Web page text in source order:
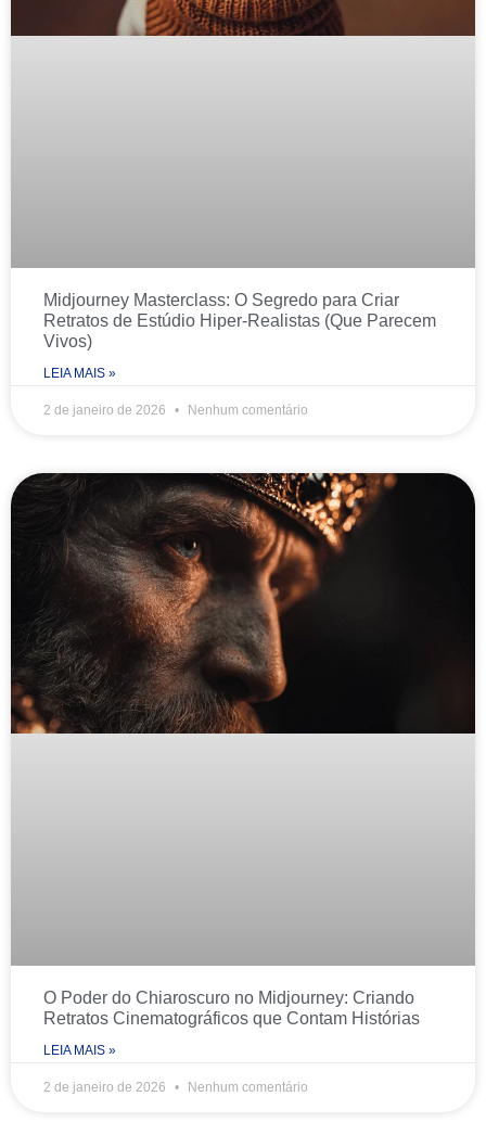
Midjourney Masterclass: O Segredo para Criar
Retratos de Estúdio Hiper-Realistas (Que Parecem
Vivos)
LEIA MAIS »
2 de janeiro de 2026 Nenhum comentário
O Poder do Chiaroscuro no Midjourney: Criando
Retratos Cinematográficos que Contam Histórias
LEIA MAIS »
2 de janeiro de 2026 Nenhum comentário